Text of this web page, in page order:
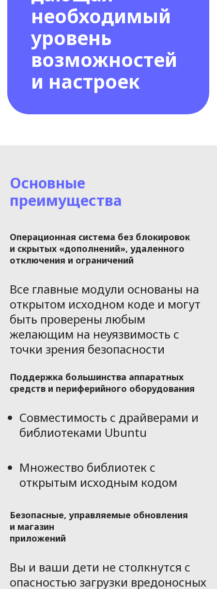
Основные
преимущества
Операционная система без блокировок
и скрытых «дополнений», удаленного
отключения и ограничений
Все главные модули основаны на
открытом исходном коде и могут
быть проверены любым
желающим на неуязвимость с
точки зрения безопасности
Поддержка большинства аппаратных
средств и периферийного оборудования
Совместимость с драйверами и
библиотеками Ubuntu
Множество библиотек с
открытым исходным кодом
Безопасные, управляемые обновления
и магазин
приложений
Вы и ваши дети не столкнутся с
опасностью загрузки вредоносных